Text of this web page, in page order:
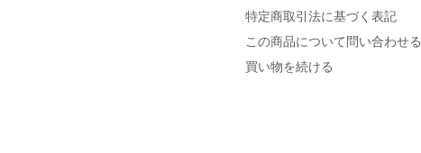
特定商取引法に基づく表記
この商品について問い合わせる
買い物を続ける